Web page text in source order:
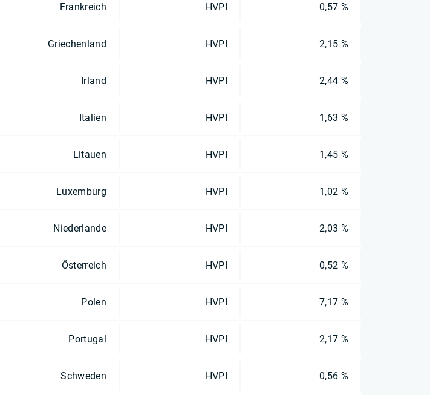
Frankreich HVPI 0,57 %
Griechenland HVPI 2,15 %
Irland HVPI 2,44 %
Italien HVPI 1,63 %
Litauen HVPI 1,45 %
Luxemburg HVPI 1,02 %
Niederlande HVPI 2,03 %
Österreich HVPI 0,52 %
Polen HVPI 7,17 %
Portugal HVPI 2,17 %
Schweden HVPI 0,56 %